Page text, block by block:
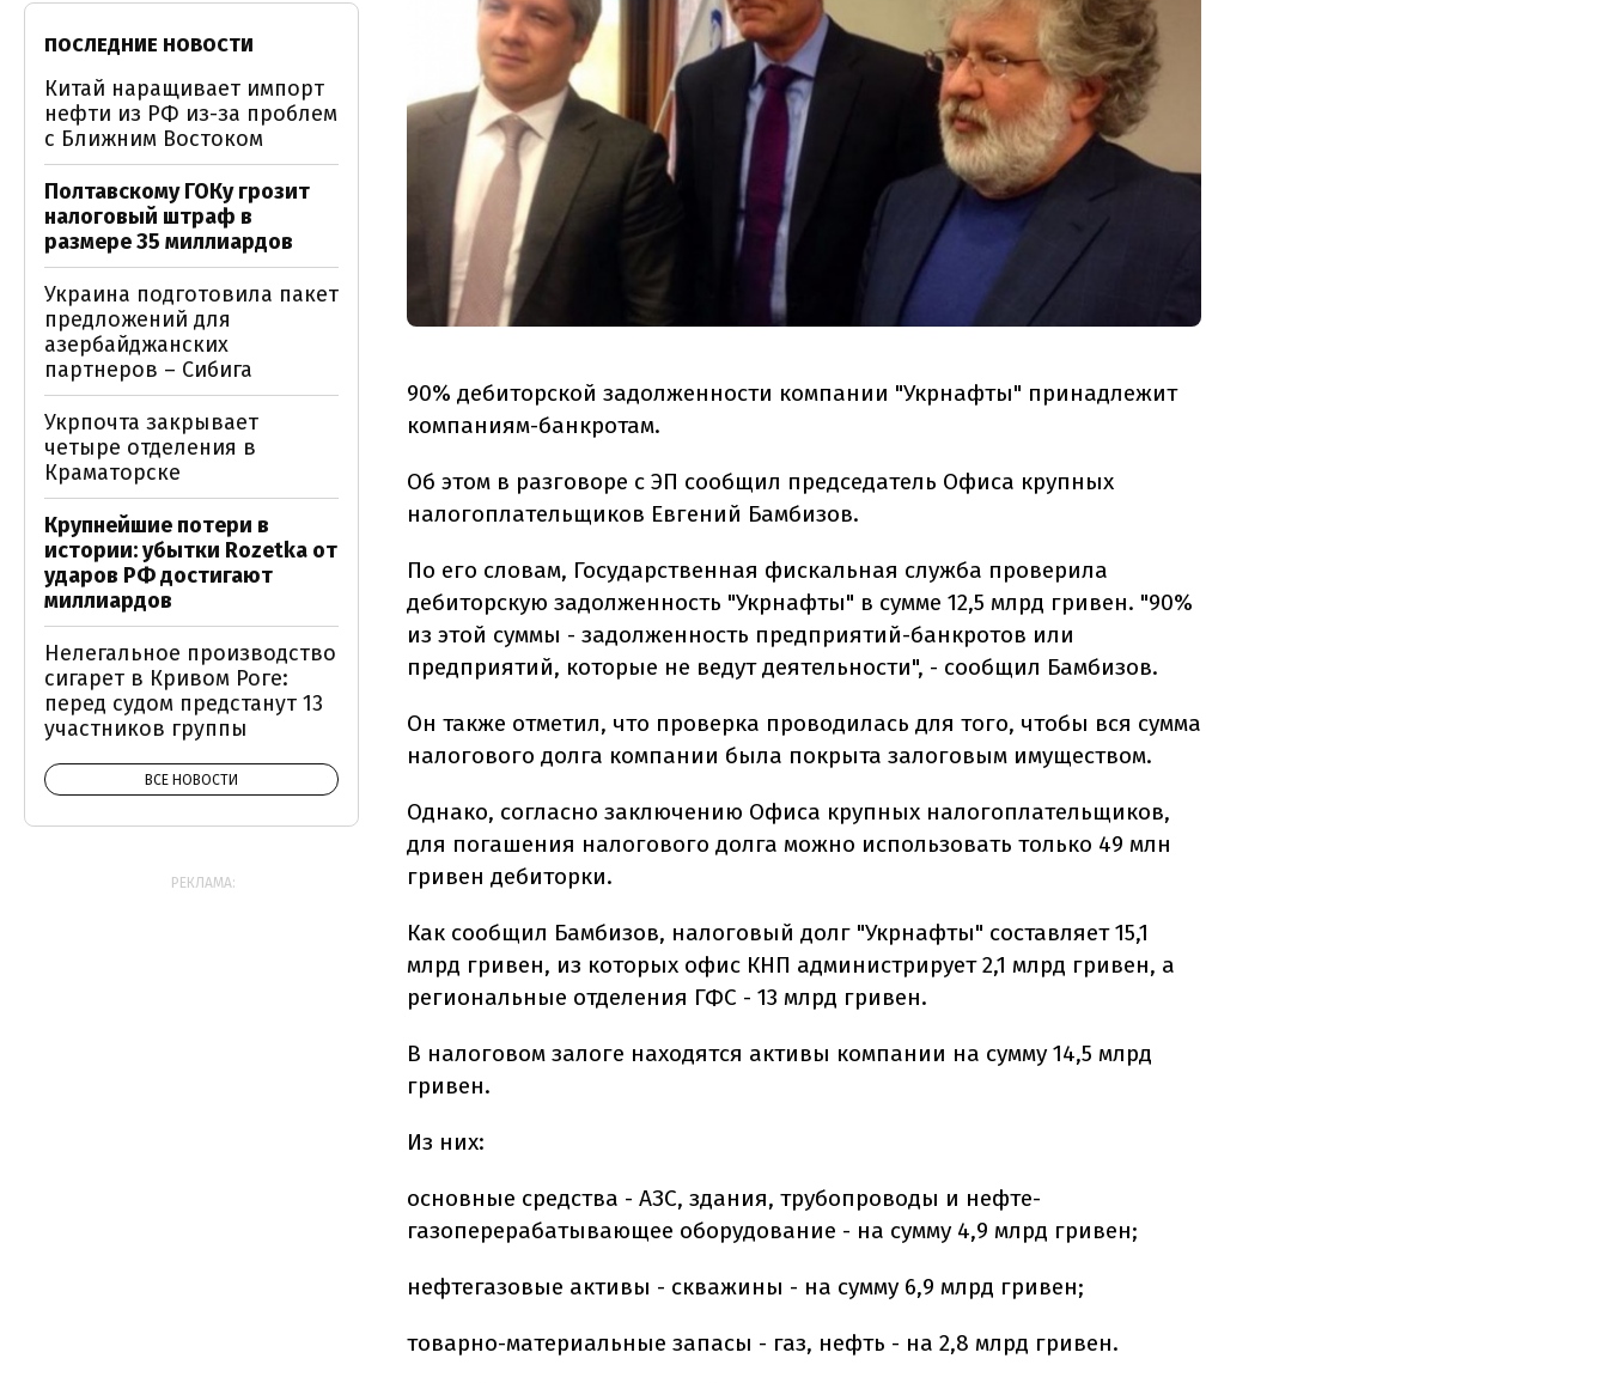
90% дебиторской задолженности компании "Укрнафты" принадлежит
компаниям-банкротам.
Об этом в разговоре с ЭП сообщил председатель Офиса крупных
налогоплательщиков Евгений Бамбизов.
По его словам, Государственная фискальная служба проверила
дебиторскую задолженность "Укрнафты" в сумме 12,5 млрд гривен. "90%
из этой суммы - задолженность предприятий-банкротов или
предприятий, которые не ведут деятельности", - сообщил Бамбизов.
Он также отметил, что проверка проводилась для того, чтобы вся сумма
налогового долга компании была покрыта залоговым имуществом.
Однако, согласно заключению Офиса крупных налогоплательщиков,
для погашения налогового долга можно использовать только 49 млн
гривен дебиторки.
Как сообщил Бамбизов, налоговый долг "Укрнафты" составляет 15,1
млрд гривен, из которых офис КНП администрирует 2,1 млрд гривен, а
региональные отделения ГФС - 13 млрд гривен.
В налоговом залоге находятся активы компании на сумму 14,5 млрд
гривен.
Из них:
основные средства - АЗС, здания, трубопроводы и нефте-
газоперерабатывающее оборудование - на сумму 4,9 млрд гривен;
нефтегазовые активы - скважины - на сумму 6,9 млрд гривен;
товарно-материальные запасы - газ, нефть - на 2,8 млрд гривен.
ПОСЛЕДНИЕ НОВОСТИ
Китай наращивает импорт
нефти из РФ из-за проблем
с Ближним Востоком
Полтавскому ГОКу грозит
налоговый штраф в
размере 35 миллиардов
Украина подготовила пакет
предложений для
азербайджанских
партнеров – Сибига
Укрпочта закрывает
четыре отделения в
Краматорске
Крупнейшие потери в
истории: убытки Rozetka от
ударов РФ достигают
миллиардов
Нелегальное производство
сигарет в Кривом Роге:
перед судом предстанут 13
участников группы
ВСЕ НОВОСТИ
РЕКЛАМА: